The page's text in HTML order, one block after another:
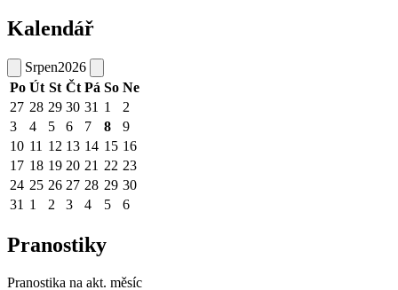
Kalendář
Srpen2026
Po Út St Čt Pá So Ne
27 28 29 30 31 1
2
3
4 5 6 7 8
9
10 11 12 13 14 15 16
17 18 19 20 21 22 23
24 25 26 27 28 29 30
31 1 2 3 4 5 6
Pranostiky
Pranostika na akt. měsíc